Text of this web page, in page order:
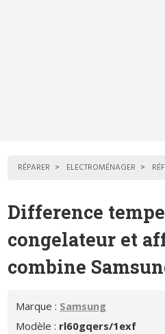
RÉPARER ELECTROMÉNAGER
Difference
congelateur et
combine
Marque : Samsung
Modèle : rl60gqers/1exf